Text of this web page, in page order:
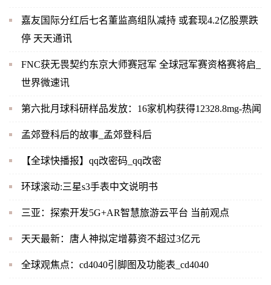
嘉友国际分红后七名董监高组队减持 或套现4.2亿股票跌
停 天天通讯
FNC获无畏契约东京大师赛冠军 全球冠军赛资格赛将启_
世界微速讯
第六批月球科研样品发放：16家机构获得12328.8mg-热闻
孟郊登科后的故事_孟郊登科后
【全球快播报】qq改密码_qq改密
环球滚动:三星s3手表中文说明书
三亚：探索开发5G+AR智慧旅游云平台 当前观点
天天最新：唐人神拟定增募资不超过3亿元
全球观焦点：cd4040引脚图及功能表_cd4040